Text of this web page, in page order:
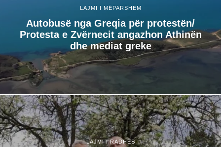
LAJMI I MËPARSHËM
Autobusë nga Greqia për protestën/
Protesta e Zvërnecit angazhon Athinën
dhe mediat greke
LAJMI I RADHËS